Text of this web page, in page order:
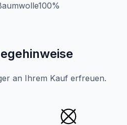
an Ihrem Kauf erfreuen.